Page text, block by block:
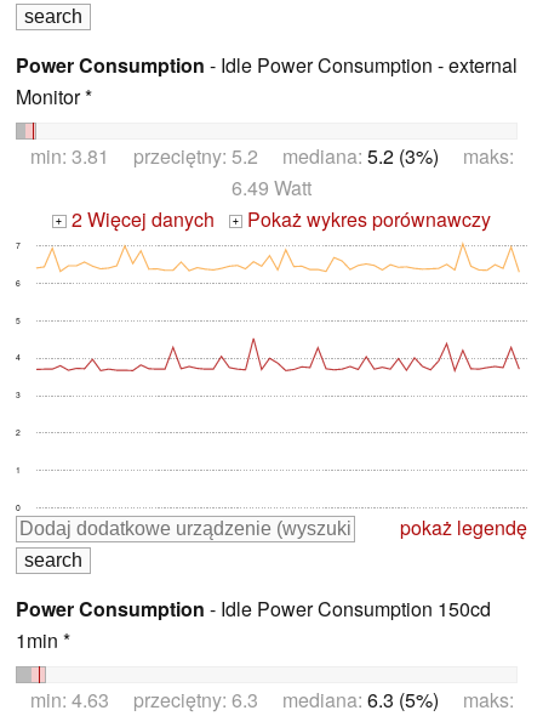
Power Consumption - Idle Power Consumption - external
Monitor *
min: 3.81 przeciętny: 5.2 mediana: 5.2 (3%) maks:
6.49 Watt
+ 2 Więcej danych + Pokaż wykres porównawczy
0
1
2
3
4
5
6
7
pokaż legendę
Power Consumption - Idle Power Consumption 150cd
1min *
min: 4.63 przeciętny: 6.3 mediana: 6.3 (5%) maks: